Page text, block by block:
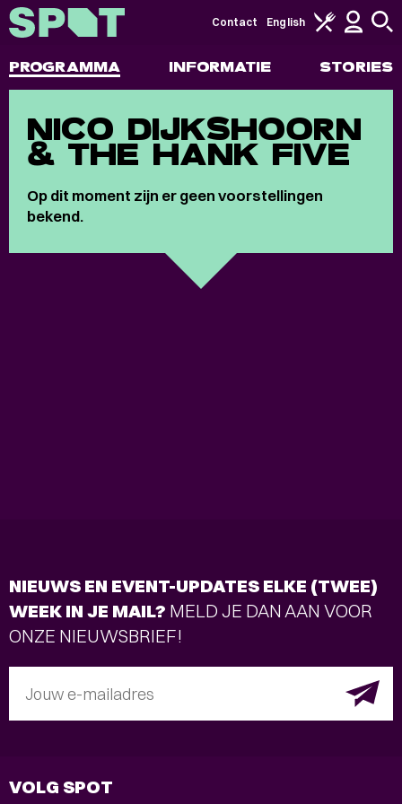
PROGRAMMA INFORMATIE STORIES
Contact English
NICO DIJKSHOORN
& THE HANK FIVE
Op dit moment zijn er geen voorstellingen
bekend.
NIEUWS EN EVENT-UPDATES ELKE (TWEE)
WEEK IN JE MAIL? MELD JE DAN AAN VOOR
ONZE NIEUWSBRIEF!
Jouw e-mailadres
VOLG SPOT